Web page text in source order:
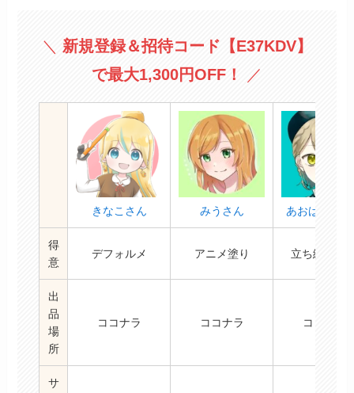
＼ 新規登録＆招待コード 【E37KDV】
で最大1,300円OFF！
／
きなこさん みうさん あおばそら
得
意
デフォルメ アニメ塗り 立ち絵/
出
品
場
所
ココナラ ココナラ ココナラ
サ